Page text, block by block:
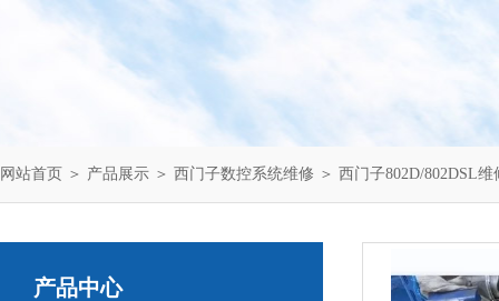
网站首页 ＞ 产品展示 ＞ 西门子数控系统维修 ＞ 西门子802D/802DSL维
产品中心